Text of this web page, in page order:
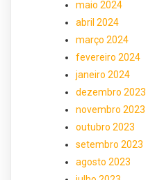
maio 2024
abril 2024
março 2024
fevereiro 2024
janeiro 2024
dezembro 2023
novembro 2023
outubro 2023
setembro 2023
agosto 2023